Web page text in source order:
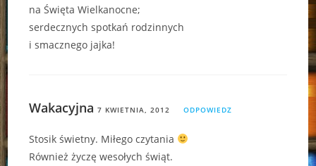
na Święta Wielkanocne;
serdecznych spotkań rodzinnych
i smacznego jajka!
Wakacyjna 7 KWIETNIA, 2012 ODPOWIEDZ
Stosik świetny. Miłego czytania
Również życzę wesołych świąt.